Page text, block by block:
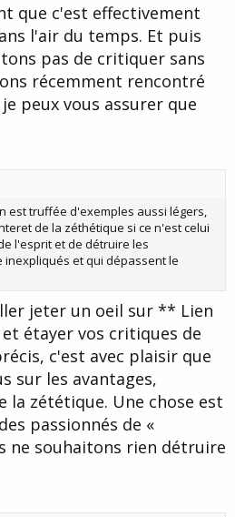
que c'est effectivement
l'air du temps. Et puis
pas de critiquer sans
récemment rencontré
peux vous assurer que
est truffée d'exemples aussi légers,
de la zéthétique si ce n'est celui
l'esprit et de détruire les
inexpliqués et qui dépassent le
jeter un oeil sur ** Lien
étayer vos critiques de
c'est avec plaisir que
sur les avantages,
la zététique. Une chose est
passionnés de «
ne souhaitons rien détruire